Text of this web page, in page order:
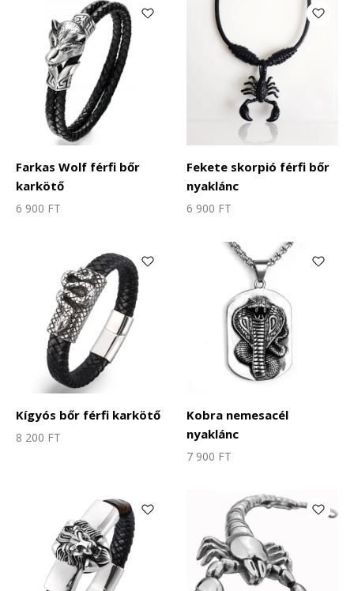
Farkas Wolf férfi bőr
karkötő
6 900 FT
Fekete skorpió férfi bőr
nyaklánc
6 900 FT
Kígyós bőr férfi karkötő
8 200 FT
Kobra nemesacél
nyaklánc
7 900 FT